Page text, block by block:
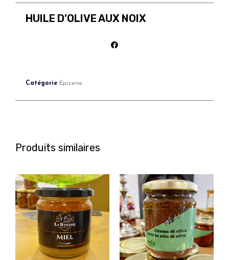
HUILE D’OLIVE AUX NOIX
Catégorie Épicerie
Produits similaires